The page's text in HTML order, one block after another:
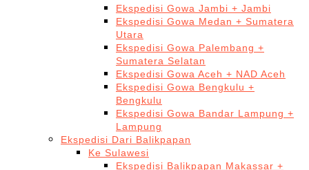
Ekspedisi Gowa Jambi + Jambi
Ekspedisi Gowa Medan + Sumatera
Utara
Ekspedisi Gowa Palembang +
Sumatera Selatan
Ekspedisi Gowa Aceh + NAD Aceh
Ekspedisi Gowa Bengkulu +
Bengkulu
Ekspedisi Gowa Bandar Lampung +
Lampung
Ekspedisi Dari Balikpapan
Ke Sulawesi
Ekspedisi Balikpapan Makassar +